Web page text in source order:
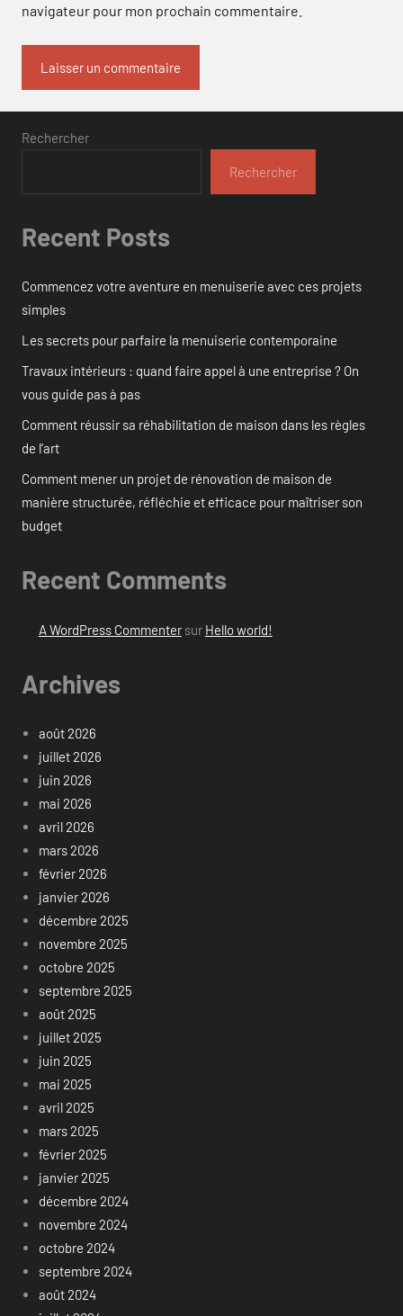
navigateur pour mon prochain commentaire.
Rechercher
Rechercher
Recent Posts
Commencez votre aventure en menuiserie avec ces projets
simples
Les secrets pour parfaire la menuiserie contemporaine
Travaux intérieurs : quand faire appel à une entreprise ? On
vous guide pas à pas
Comment réussir sa réhabilitation de maison dans les règles
de l’art
Comment mener un projet de rénovation de maison de
manière structurée, réfléchie et efficace pour maîtriser son
budget
Recent Comments
A WordPress Commentersur Hello world!
Archives
août 2026
juillet 2026
juin 2026
mai 2026
avril 2026
mars 2026
février 2026
janvier 2026
décembre 2025
novembre 2025
octobre 2025
septembre 2025
août 2025
juillet 2025
juin 2025
mai 2025
avril 2025
mars 2025
février 2025
janvier 2025
décembre 2024
novembre 2024
octobre 2024
septembre 2024
août 2024